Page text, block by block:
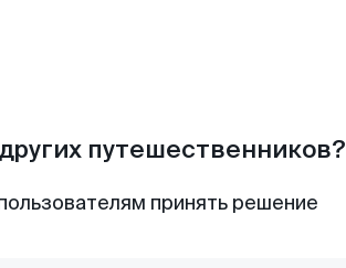
путешественников?
принять решение